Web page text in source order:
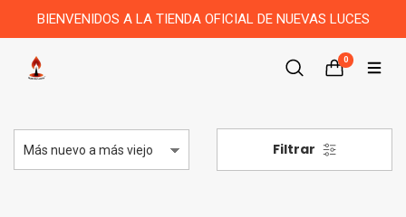
BIENVENIDOS A LA TIENDA OFICIAL DE NUEVAS LUCES
0
Filtrar